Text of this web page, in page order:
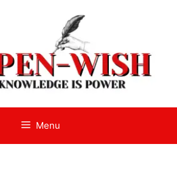
Menu